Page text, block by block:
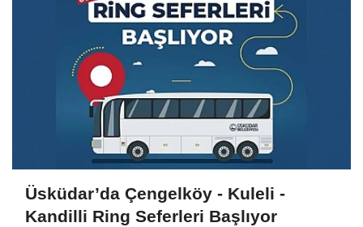
Üsküdar’da Çengelköy - Kuleli -
Kandilli Ring Seferleri Başlıyor